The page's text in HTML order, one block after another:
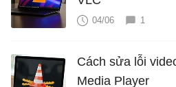
04/06 1
Cách sửa lỗi
Media Player